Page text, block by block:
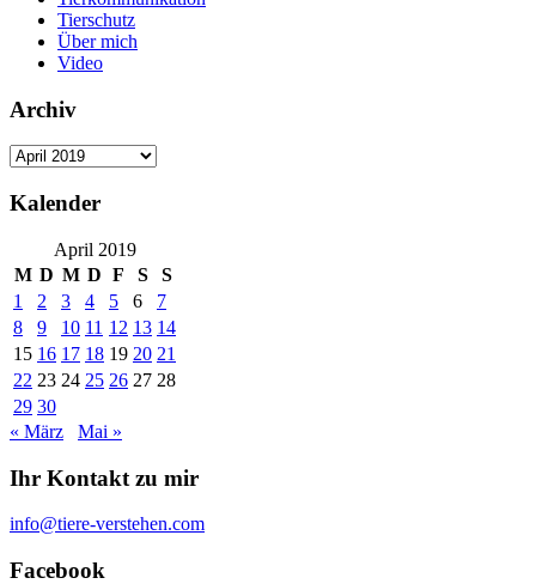
Tierschutz
Über mich
Video
Archiv
Archiv
Kalender
April 2019
M D M D F S
S
1
2 3 4 5 6
7
8
9 10 11 12 13 14
15 16 17 18 19 20 21
22 23 24 25 26 27 28
29 30
« März
Mai »
Ihr Kontakt zu mir
info@tiere-verstehen.com
Facebook